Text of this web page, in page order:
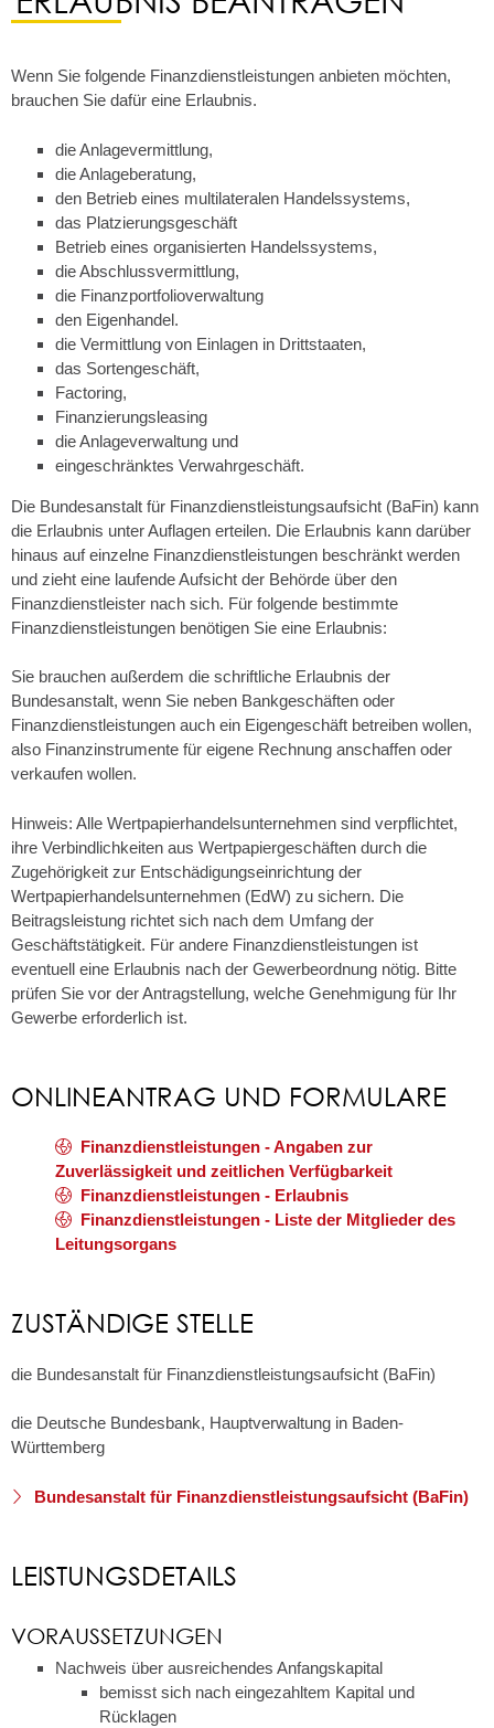
Wenn Sie folgende Finanzdienstleistungen anbieten möchten,
brauchen Sie dafür eine Erlaubnis.
die Anlagevermittlung,
die Anlageberatung,
den Betrieb eines multilateralen Handelssystems,
das Platzierungsgeschäft
Betrieb eines organisierten Handelssystems,
die Abschlussvermittlung,
die Finanzportfolioverwaltung
den Eigenhandel.
die Vermittlung von Einlagen in Drittstaaten,
das Sortengeschäft,
Factoring,
Finanzierungsleasing
die Anlageverwaltung und
eingeschränktes Verwahrgeschäft.
Die Bundesanstalt für Finanzdienstleistungsaufsicht (BaFin) kann
die Erlaubnis unter Auflagen erteilen. Die Erlaubnis kann darüber
hinaus auf einzelne Finanzdienstleistungen beschränkt werden
und zieht eine laufende Aufsicht der Behörde über den
Finanzdienstleister nach sich. Für folgende bestimmte
Finanzdienstleistungen benötigen Sie eine Erlaubnis:
Sie brauchen außerdem die schriftliche Erlaubnis der
Bundesanstalt, wenn Sie neben Bankgeschäften oder
Finanzdienstleistungen auch ein Eigengeschäft betreiben wollen,
also Finanzinstrumente für eigene Rechnung anschaffen oder
verkaufen wollen.
Hinweis: Alle Wertpapierhandelsunternehmen sind verpflichtet,
ihre Verbindlichkeiten aus Wertpapiergeschäften durch die
Zugehörigkeit zur Entschädigungseinrichtung der
Wertpapierhandelsunternehmen (EdW) zu sichern. Die
Beitragsleistung richtet sich nach dem Umfang der
Geschäftstätigkeit. Für andere Finanzdienstleistungen ist
eventuell eine Erlaubnis nach der Gewerbeordnung nötig. Bitte
prüfen Sie vor der Antragstellung, welche Genehmigung für Ihr
Gewerbe erforderlich ist.
ONLINEANTRAG UND FORMULARE
Finanzdienstleistungen - Angaben zur
Zuverlässigkeit und zeitlichen Verfügbarkeit
Finanzdienstleistungen - Erlaubnis
Finanzdienstleistungen - Liste der Mitglieder des
Leitungsorgans
ZUSTÄNDIGE STELLE
die Bundesanstalt für Finanzdienstleistungsaufsicht (BaFin)
die Deutsche Bundesbank, Hauptverwaltung in Baden-
Württemberg
Bundesanstalt für Finanzdienstleistungsaufsicht (BaFin)
LEISTUNGSDETAILS
VORAUSSETZUNGEN
Nachweis über ausreichendes Anfangskapital
bemisst sich nach eingezahltem Kapital und
Rücklagen